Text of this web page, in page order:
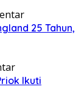
25 Tahun,
Ikuti